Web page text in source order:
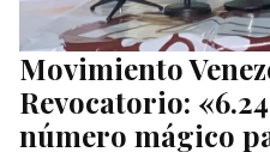
Movimiento
Revocatorio:
número mágico